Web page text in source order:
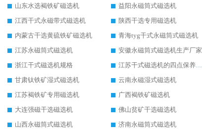
山东水选褐铁矿磁选机
益阳永磁筒式磁选机
江西干式永磁带式磁选机
陕西干选专用磁选机
内蒙古干选黄硫铁矿磁选机
青海tyg干式永磁筒式磁选机
江苏永磁筒式磁选机
安徽永磁筒式磁选机生产厂家
浙江干式磁选机规格
江苏干式磁选机的四点保养秘籍
甘肃钛铁矿湿式磁选机
云南永磁湿式磁选机
江苏褐铁矿专用磁选机
广西褐铁矿磁选机
大连强磁干选磁选机
佛山贫矿干选磁选机
山西永磁筒式磁选机
济南永磁筒式磁选机